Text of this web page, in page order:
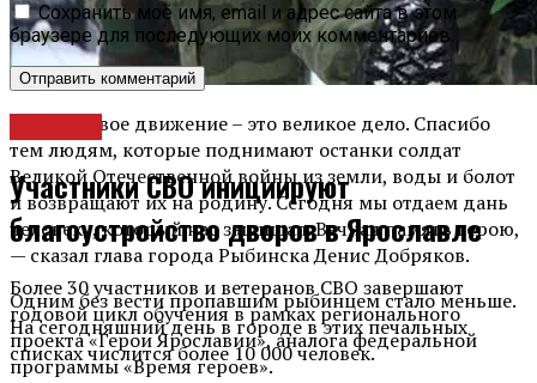
— Поисковое движение – это великое дело. Спасибо
тем людям, которые поднимают останки солдат
Великой Отечественной войны из земли, воды и болот
и возвращают их на родину. Сегодня мы отдаем дань
человеку, который нас защищал. Вечная память герою,
— сказал глава города Рыбинска Денис Добряков.
Одним без вести пропавшим рыбинцем стало меньше.
На сегодняшний день в городе в этих печальных
списках числится более 10 000 человек.
Сохранить моё имя, email и адрес сайта в этом
браузере для последующих моих комментариев.
Участники СВО инициируют
благоустройство дворов в Ярославле
Более 30 участников и ветеранов СВО завершают
годовой цикл обучения в рамках регионального
проекта «Герои Ярославии», аналога федеральной
программы «Время героев».